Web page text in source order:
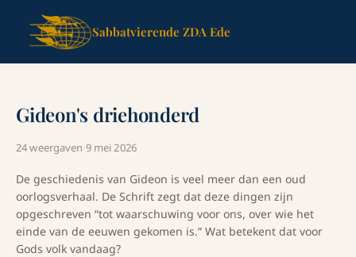
Sabbatvierende ZDA Ede
Gideon's driehonderd
24 weergaven·9 mei 2026
De geschiedenis van Gideon is veel meer dan een oud
oorlogsverhaal. De Schrift zegt dat deze dingen zijn
opgeschreven “tot waarschuwing voor ons, over wie het
einde van de eeuwen gekomen is.” Wat betekent dat voor
Gods volk vandaag?